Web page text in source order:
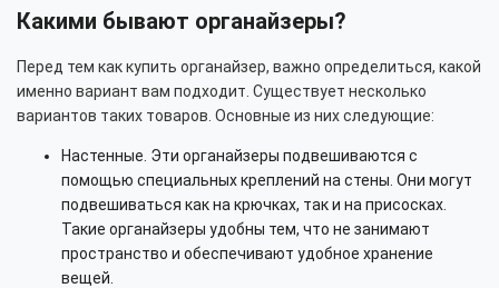
Какими бывают органайзеры?
Перед тем как купить органайзер, важно определиться, какой
именно вариант вам подходит. Существует несколько
вариантов таких товаров. Основные из них следующие:
Настенные. Эти органайзеры подвешиваются с
помощью специальных креплений на стены. Они могут
подвешиваться как на крючках, так и на присосках.
Такие органайзеры удобны тем, что не занимают
пространство и обеспечивают удобное хранение
вещей.